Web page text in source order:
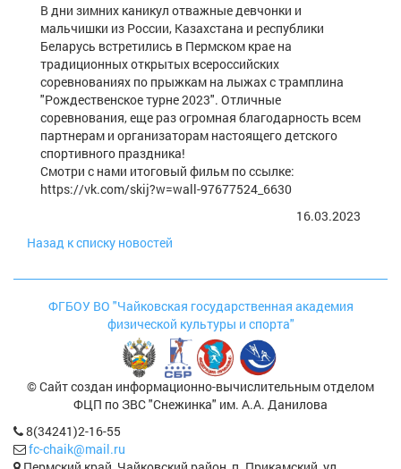
В дни зимних каникул отважные девчонки и
мальчишки из России, Казахстана и республики
Беларусь встретились в Пермском крае на
традиционных открытых всероссийских
соревнованиях по прыжкам на лыжах с трамплина
"Рождественское турне 2023". Отличные
соревнования, еще раз огромная благодарность всем
партнерам и организаторам настоящего детского
спортивного праздника!
Смотри с нами итоговый фильм по ссылке:
https://vk.com/skij?w=wall-97677524_6630
16.03.2023
Назад к списку новостей
ФГБОУ ВО "Чайковская государственная академия
физической культуры и спорта"
© Сайт создан информационно-вычислительным отделом
ФЦП по ЗВС "Снежинка" им. А.А. Данилова
8(34241)2-16-55
fc-chaik@mail.ru